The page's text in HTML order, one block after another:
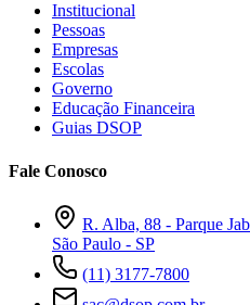
Institucional
Pessoas
Empresas
Escolas
Governo
Educação Financeira
Guias DSOP
Fale Conosco
R. Alba, 88 - Parque
São Paulo - SP
(11) 3177-7800